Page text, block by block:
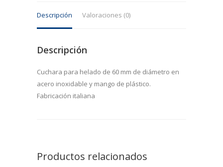
diámetro
en
inoxidable
mango
de
plástico
Descripción Valoraciones (0)
Descripción
Cuchara para helado de 60 mm de diámetro en
acero inoxidable y mango de plástico.
Fabricación italiana
Productos relacionados